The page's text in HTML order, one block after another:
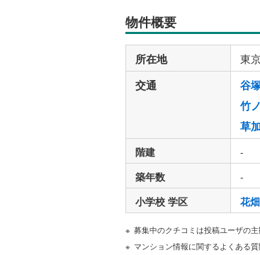
物件概要
所在地 東
交通 谷
竹
草
階建 -
築年数
-
小学校 学区
花
募集中のクチコミは投稿ユーザの
マンション情報に関するよくある質